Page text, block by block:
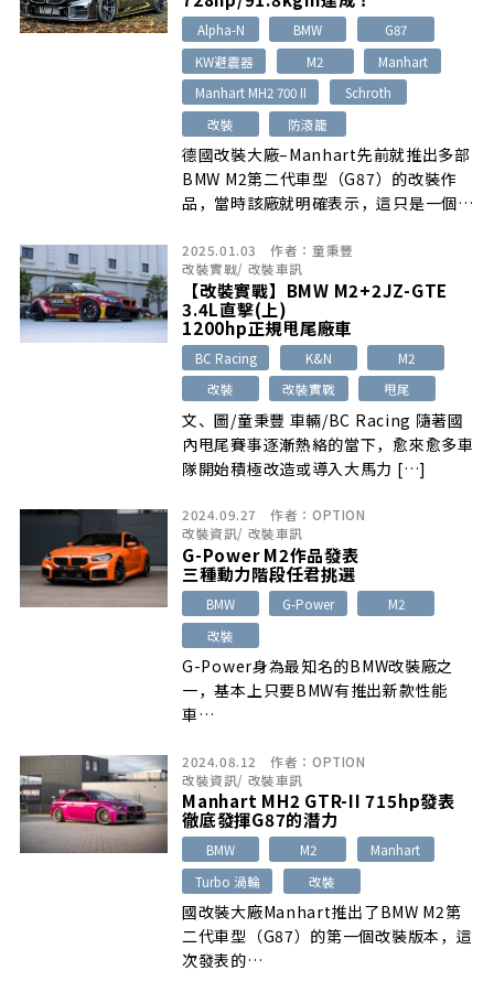
Alpha-N BMW
G87
KW避震器
M2
Manhart
Manhart MH2 700 II
Schroth
改裝
防滾籠
德國改裝大廠–Manhart先前就推出多部
BMW M2第二代車型（G87）的改裝作
品，當時該廠就明確表示，這只是一個開
2025.01.03 作者： 童秉豐
改裝實戰/ 改裝車訊
【改裝實戰】BMW M2+2JZ-GTE
3.4L直擊(上)
1200hp正規甩尾廠車
BC Racing K&N
M2
改裝
改裝實戰 甩尾
文、圖/童秉豐 車輛/BC Racing 隨著國
內甩尾賽事逐漸熱絡的當下，愈來愈多車
隊開始積極改造或導入大馬力 […]
2024.09.27 作者： OPTION
改裝資訊/ 改裝車訊
G-Power M2作品發表
三種動力階段任君挑選
BMW G-Power
M2
改裝
G-Power身為最知名的BMW改裝廠之
一，基本上只要BMW有推出新款性能
車…
2024.08.12 作者： OPTION
改裝資訊/ 改裝車訊
Manhart MH2 GTR-II 715hp發表
徹底發揮G87的潛力
BMW M2
Manhart
Turbo 渦輪
改裝
國改裝大廠Manhart推出了BMW M2第
二代車型（G87）的第一個改裝版本，這
次發表的…